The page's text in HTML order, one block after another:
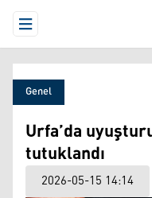
Open Menu
Genel
Urfa’da
tutuklandı
2026-05-15 14:14